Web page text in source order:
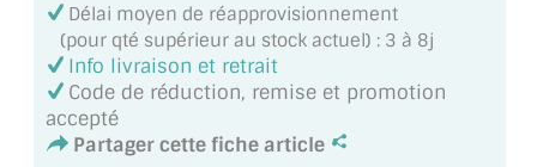
MIROIR ENCADRÉ
MIROIR TV
VERRE SUR MESURE
Délai moyen de réapprovisionnement
(pour qté supérieur au stock actuel) : 3 à 8j
Info livraison et retrait
Code de réduction, remise et promotion
accepté
Partager cette fiche article